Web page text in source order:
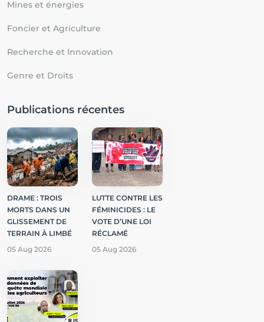
Mines et énergies
Foncier et Agriculture
Recherche et Innovation
Genre et Droits
Publications récentes
DRAME : TROIS
MORTS DANS UN
GLISSEMENT DE
TERRAIN À LIMBÉ
05 Aug 2026
LUTTE CONTRE LES
FÉMINICIDES : LE
VOTE D’UNE LOI
RÉCLAMÉ
05 Aug 2026